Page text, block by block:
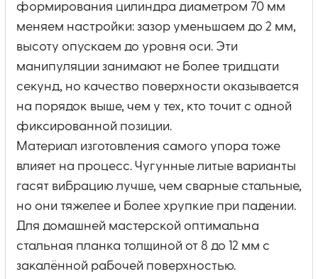
формирования цилиндра диаметром 70 мм
меняем настройки: зазор уменьшаем до 2 мм,
высоту опускаем до уровня оси. Эти
манипуляции занимают не более тридцати
секунд, но качество поверхности оказывается
на порядок выше, чем у тех, кто точит с одной
фиксированной позиции.
Материал изготовления самого упора тоже
влияет на процесс. Чугунные литые варианты
гасят вибрацию лучше, чем сварные стальные,
но они тяжелее и более хрупкие при падении.
Для домашней мастерской оптимальна
стальная планка толщиной от 8 до 12 мм с
закалённой рабочей поверхностью.